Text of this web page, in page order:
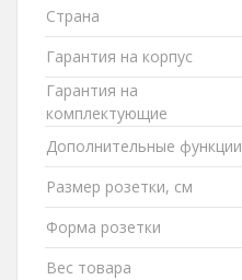
Страна
Гарантия на корпус
Гарантия на
комплектующие
Дополнительные функции
Размер розетки, см
Форма розетки
Вес товара